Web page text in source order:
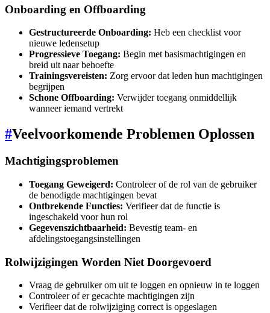
Onboarding en Offboarding
Gestructureerde Onboarding: Heb een checklist voor
nieuwe ledensetup
Progressieve Toegang: Begin met basismachtigingen en
breid uit naar behoefte
Trainingsvereisten: Zorg ervoor dat leden hun machtigingen
begrijpen
Schone Offboarding: Verwijder toegang onmiddellijk
wanneer iemand vertrekt
#Veelvoorkomende Problemen Oplossen
Machtigingsproblemen
Toegang Geweigerd: Controleer of de rol van de gebruiker
de benodigde machtigingen bevat
Ontbrekende Functies: Verifieer dat de functie is
ingeschakeld voor hun rol
Gegevenszichtbaarheid: Bevestig team- en
afdelingstoegangsinstellingen
Rolwijzigingen Worden Niet Doorgevoerd
Vraag de gebruiker om uit te loggen en opnieuw in te loggen
Controleer of er gecachte machtigingen zijn
Verifieer dat de rolwijziging correct is opgeslagen